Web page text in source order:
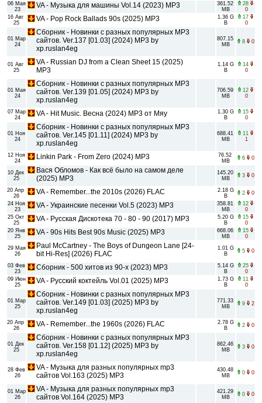
06 Мая
23
VA - Музыка для машины Vol.14 (2023) MP3
361.52
MB
28
0
16 Авг
25
VA - Pop Rock Ballads 90s (2025) MP3
1.36 G
B
17
0
01 Мар
24
Сборник - Новинки с разных популярных MP3
сайтов. Ver.137 [01.03] (2024) MP3 by
xp.ruslan4eg
807.15
MB
8 0
01 Авг
25
VA - Russian DJ from a Clean Sheet 15 (2025)
MP3
1.14 G
B
14
0
01 Мая
24
Сборник - Новинки с разных популярных MP3
сайтов. Ver.139 [01.05] (2024) MP3 by
xp.ruslan4eg
706.59
MB
12
0
07 Мар
24
VA - Hit Music. Весна (2024) MP3 от Мяу
1.30 G
B
15
0
01 Ноя
24
Сборник - Новинки с разных популярных MP3
сайтов. Ver.145 [01.11] (2024) MP3 by
xp.ruslan4eg
688.41
MB
11
1
12 Ноя
24
Linkin Park - From Zero (2024) MP3
76.52
MB
6 0
10 Дек
25
Вася Обломов - Как всё было на самом деле
(2025) MP3
145.20
MB
3 0
20 Апр
26
VA - Remember...the 2010s (2026) FLAC
2.18 G
B
2
0
24 Ноя
23
VA - Украинские песенки Vol.5 (2023) MP3
358.81
MB
12
0
25 Окт
25
VA - Русская Дискотека 70 - 80 - 90 (2017) MP3
5.20 G
B
15
0
20 Янв
25
VA - 90s Hits Best 90s Music (2025) MP3
668.06
MB
15
0
29 Мая
26
Paul McCartney - The Boys of Dungeon Lane [24-
bit Hi-Res] (2026) FLAC
1.01 G
B
5 0
03 Фев
23
Cбоpник - 500 хитов из 90-х (2023) MP3
5.14 G
B
25
0
09 Июн
25
VA - Русский коктейль Vol.01 (2025) MP3
1.73 G
B
11
0
01 Мар
25
Сборник - Новинки с разных популярных MP3
сайтов. Ver.149 [01.03] (2025) MP3 by
xp.ruslan4eg
771.33
MB
9 2
20 Апр
26
VA - Remember...the 1960s (2026) FLAC
2.78 G
B
2 0
01 Дек
25
Сборник - Новинки с разных популярных MP3
сайтов. Ver.158 [01.12] (2025) MP3 by
xp.ruslan4eg
862.46
MB
3 0
28 Фев
26
VA - Музыка для разных популярных mp3
сайтов Vol.163 (2025) MP3
430.48
MB
0 0
01 Мар
26
VA - Музыка для разных популярных mp3
сайтов Vol.164 (2025) MP3
421.29
MB
0 0